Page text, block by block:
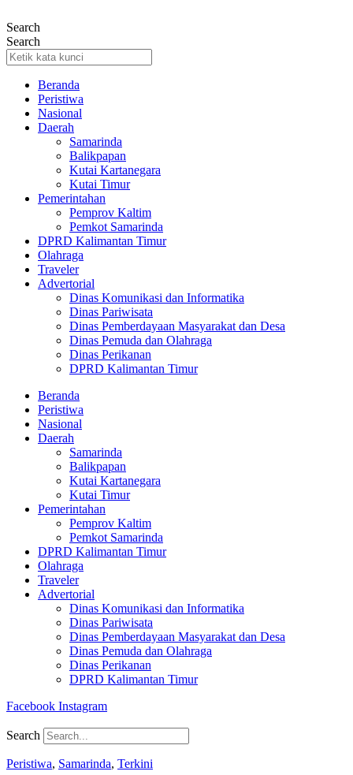
ke
konten
Search
Search
Beranda
Peristiwa
Nasional
Daerah
Samarinda
Balikpapan
Kutai Kartanegara
Kutai Timur
Pemerintahan
Pemprov Kaltim
Pemkot Samarinda
DPRD Kalimantan Timur
Olahraga
Traveler
Advertorial
Dinas Komunikasi dan Informatika
Dinas Pariwisata
Dinas Pemberdayaan Masyarakat dan Desa
Dinas Pemuda dan Olahraga
Dinas Perikanan
DPRD Kalimantan Timur
Beranda
Peristiwa
Nasional
Daerah
Samarinda
Balikpapan
Kutai Kartanegara
Kutai Timur
Pemerintahan
Pemprov Kaltim
Pemkot Samarinda
DPRD Kalimantan Timur
Olahraga
Traveler
Advertorial
Dinas Komunikasi dan Informatika
Dinas Pariwisata
Dinas Pemberdayaan Masyarakat dan Desa
Dinas Pemuda dan Olahraga
Dinas Perikanan
DPRD Kalimantan Timur
Facebook Instagram
Search
Peristiwa, Samarinda, Terkini